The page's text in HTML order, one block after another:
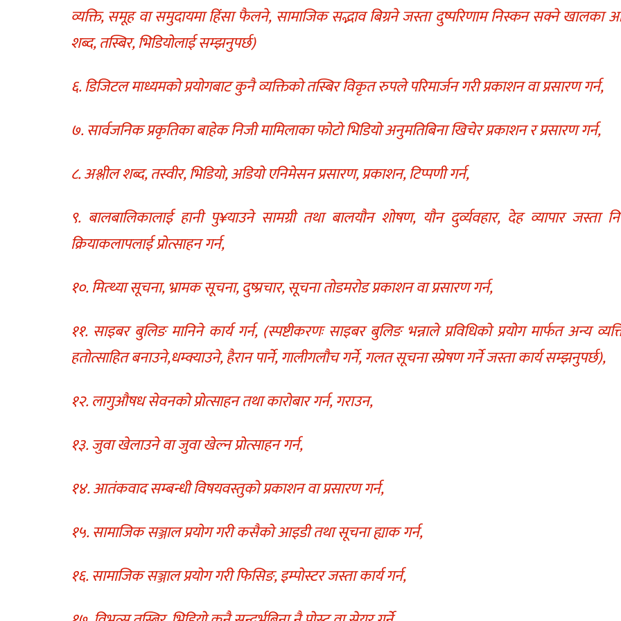
व्यक्ति, समूह वा समुदायमा हिंसा फैलने, सामाजिक सद्भाव बिग्रने जस्ता दुष्परिणाम निस्कन सक्ने खालका
शब्द, तस्बिर, भिडियोलाई सम्झनुपर्छ)
६. डिजिटल माध्यमको प्रयोगबाट कुनै व्यक्तिको तस्बिर विकृत रुपले परिमार्जन गरी प्रकाशन वा प्रसारण गर्न,
७. सार्वजनिक प्रकृतिका बाहेक निजी मामिलाका फोटो भिडियो अनुमतिबिना खिचेर प्रकाशन र प्रसारण गर्न,
८. अश्लील शब्द, तस्वीर, भिडियो, अडियो एनिमेसन प्रसारण, प्रकाशन, टिप्पणी गर्न,
९. बालबालिकालाई हानी पु¥याउने सामग्री तथा बालयौन शोषण, यौन दुर्व्यवहार, देह व्यापार जस्ता
क्रियाकलापलाई प्रोत्साहन गर्न,
१०. मित्थ्या सूचना, भ्रामक सूचना, दुष्प्रचार, सूचना तोडमरोड प्रकाशन वा प्रसारण गर्न,
११. साइबर बुलिङ मानिने कार्य गर्न, (स्पष्टीकरणः साइबर बुलिङ भन्नाले प्रविधिको प्रयोग मार्फत अन्य
हतोत्साहित बनाउने,धम्क्याउने, हैरान पार्ने, गालीगलौच गर्ने, गलत सूचना स्प्रेषण गर्ने जस्ता कार्य सम्झनुपर्छ),
१२. लागुऔषध सेवनको प्रोत्साहन तथा कारोबार गर्न, गराउन,
१३. जुवा खेलाउने वा जुवा खेल्न प्रोत्साहन गर्न,
१४. आतंकवाद सम्बन्धी विषयवस्तुको प्रकाशन वा प्रसारण गर्न,
१५. सामाजिक सञ्जाल प्रयोग गरी कसैको आइडी तथा सूचना ह्याक गर्न,
१६. सामाजिक सञ्जाल प्रयोग गरी फिसिङ, इम्पोस्टर जस्ता कार्य गर्न,